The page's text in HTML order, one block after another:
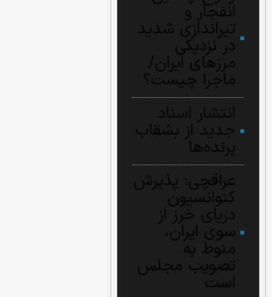
انفجار و
تیراندازی شدید
در نزدیکی
مرز‌های ایران/
ماجرا چیست؟
انتشار اسناد
جدید از بشقاب
پرنده‌ها
عراقچی: پذیرش
کنوانسیون
دریای خرز از
سوی ایران،
منوط به
تصویب مجلس
است